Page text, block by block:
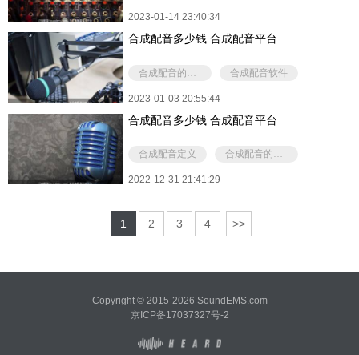
2023-01-14 23:40:34
合成配音多少钱 合成配音平台
合成配音软件
2023-01-03 20:55:44
合成配音多少钱 合成配音平台
合成配音定义 合成配音的价格
2022-12-31 21:41:29
1 2 3 4 >>
Copyright © 2015-2026 SoundEMS.com
京ICP备17037327号-2